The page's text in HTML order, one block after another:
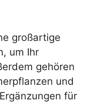
großartige
um Ihr
gehören
und
für